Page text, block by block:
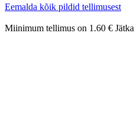
Eemalda kõik pildid tellimusest
Miinimum tellimus on 1.60 € Jätka